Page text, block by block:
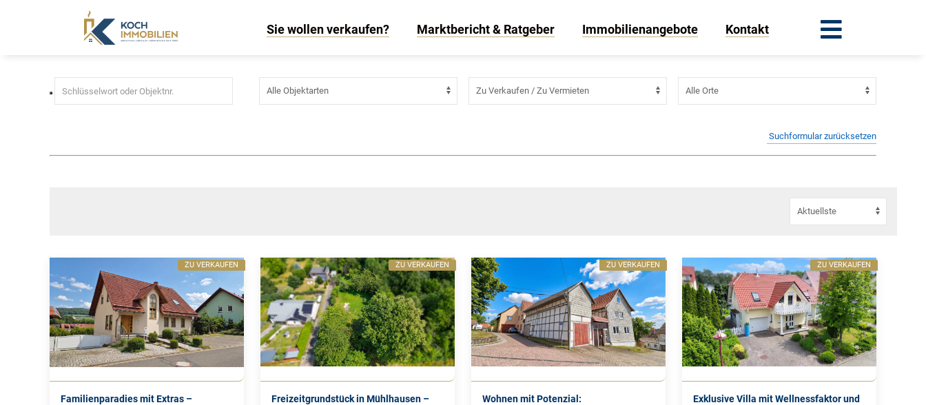
Sie wollen verkaufen? Marktbericht & Ratgeber Immobilienangebote Kontakt
Immobilien in Vogtei - Niederdorla
Suchformular zurücksetzen
Familienparadies mit Extras –
ZU VERKAUFEN
Freizeitgrundstück in Mühlhausen –
ZU VERKAUFEN
Wohnen mit Potenzial:
ZU VERKAUFEN
Exklusive Villa mit Wellnessfaktor und
ZU VERKAUFEN